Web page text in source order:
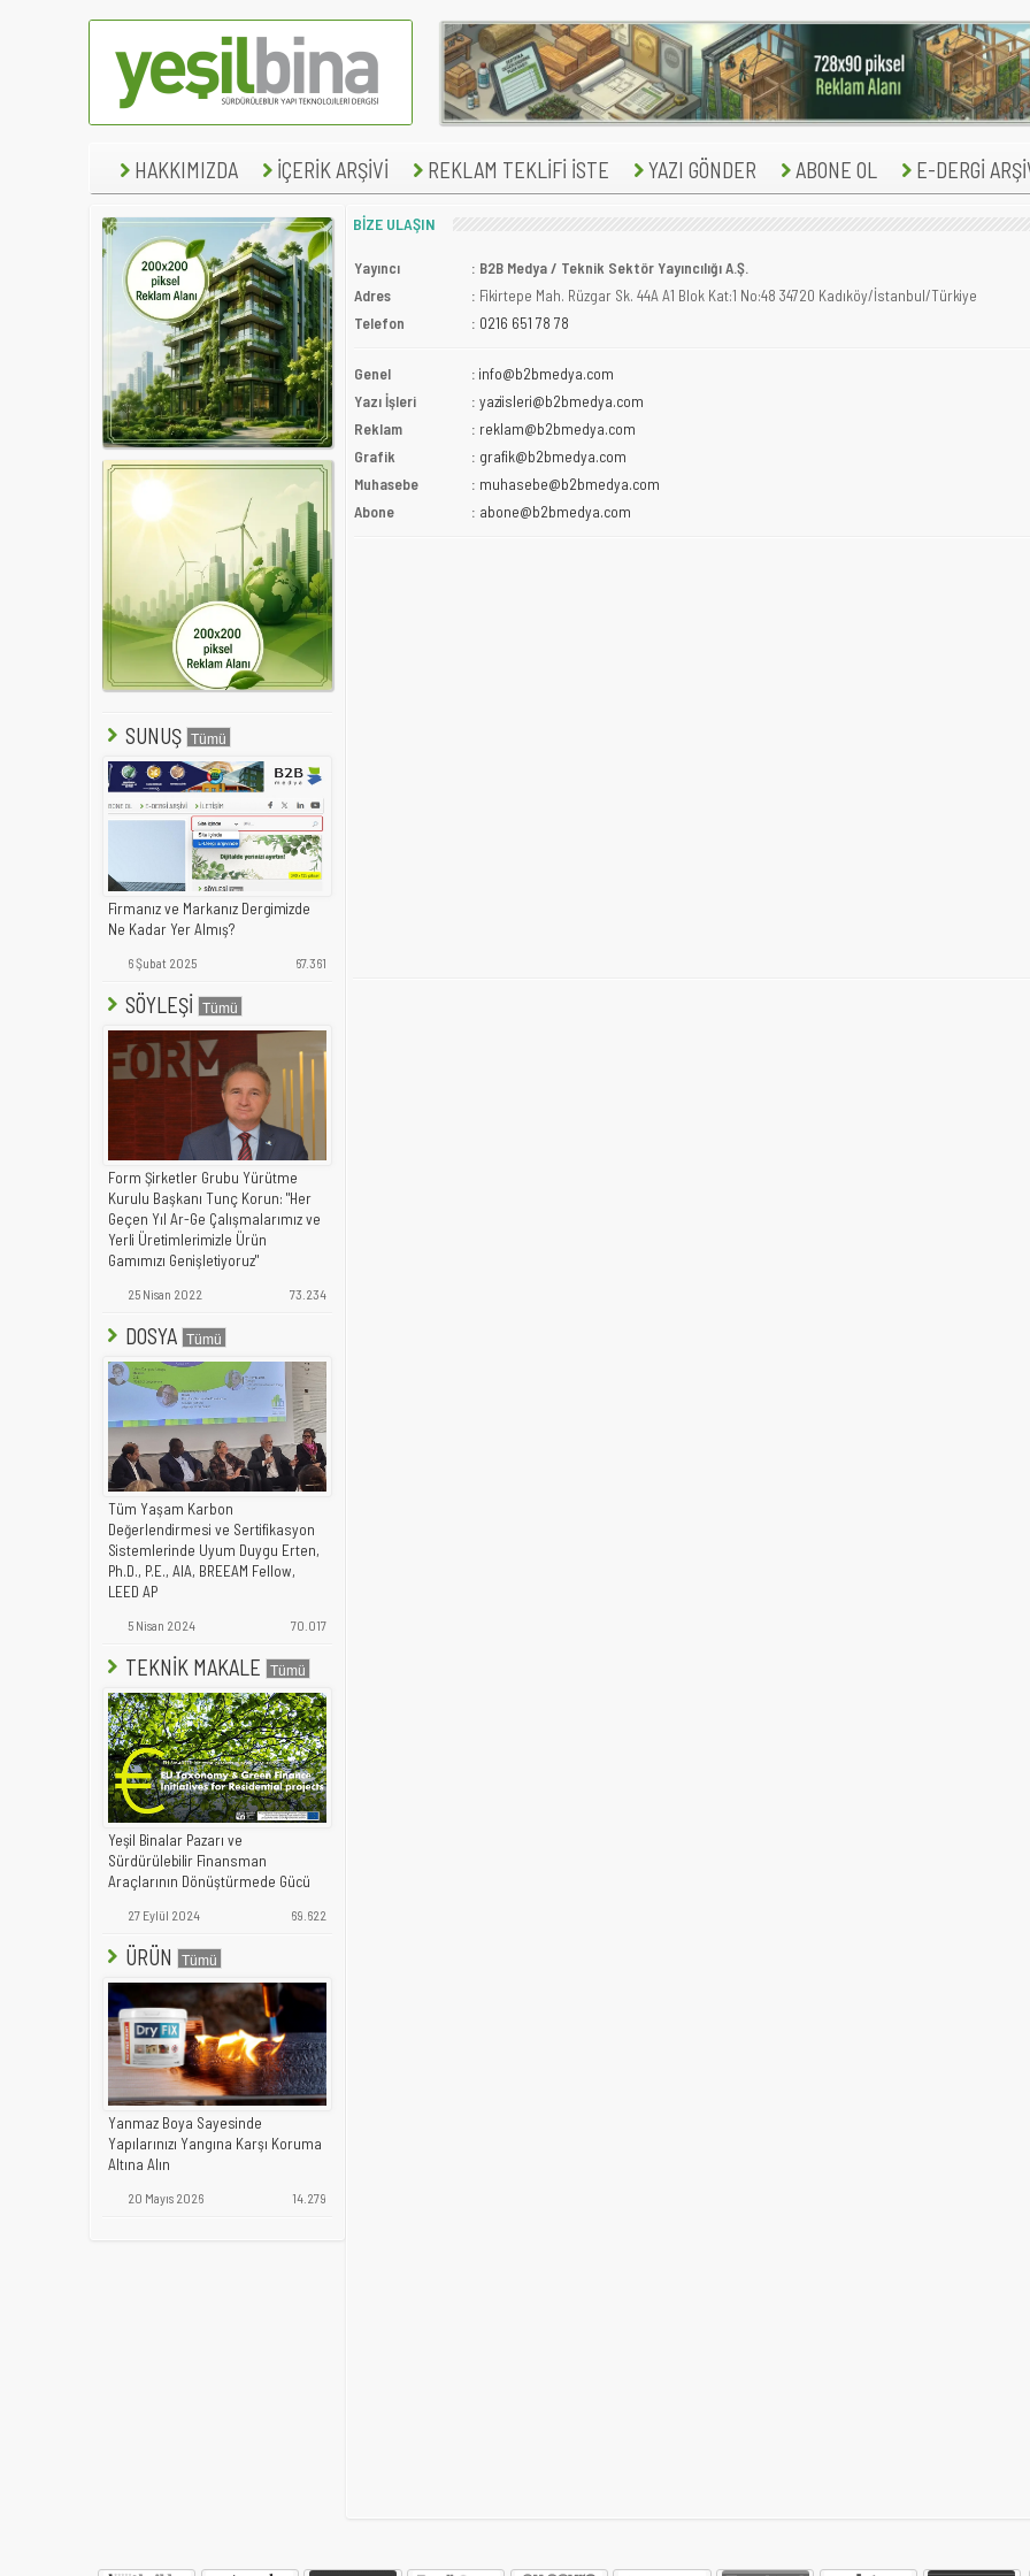
HAKKIMIZDA İÇERİK ARŞİVİ REKLAM TEKLİFİ İSTE YAZI GÖNDER ABONE OL E-DERGİ
SUNUŞ
Firmanız ve Markanız Dergimizde
Ne Kadar Yer Almış?
6 Şubat 2025 67.361
SÖYLEŞİ
Form Şirketler Grubu Yürütme
Kurulu Başkanı Tunç Korun: "Her
Geçen Yıl Ar-Ge Çalışmalarımız ve
Yerli Üretimlerimizle Ürün
Gamımızı Genişletiyoruz"
25 Nisan 2022 73.234
DOSYA
Tüm Yaşam Karbon
Değerlendirmesi ve Sertifikasyon
Sistemlerinde Uyum Duygu Erten,
Ph.D., P.E., AIA, BREEAM Fellow,
LEED AP
5 Nisan 2024 70.017
TEKNİK MAKALE
Yeşil Binalar Pazarı ve
Sürdürülebilir Finansman
Araçlarının Dönüştürmede Gücü
27 Eylül 2024 69.622
ÜRÜN
Yanmaz Boya Sayesinde
Yapılarınızı Yangına Karşı Koruma
Altına Alın
20 Mayıs 2026 14.279
BİZE ULAŞIN
Yayıncı : B2B Medya / Teknik Sektör Yayıncılığı A.Ş.
Adres
: Fikirtepe Mah. Rüzgar Sk. 44A A1 Blok Kat:1 No:48 34720 Kadıköy/İstanbul/Türkiye
Telefon
: 0216 651 78 78
Genel : info@b2bmedya.com
Yazı İşleri
: yaziisleri@b2bmedya.com
Reklam
: reklam@b2bmedya.com
Grafik
: grafik@b2bmedya.com
Muhasebe
: muhasebe@b2bmedya.com
Abone
: abone@b2bmedya.com